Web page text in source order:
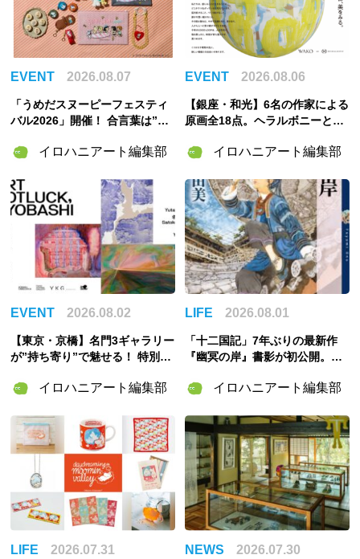
EVENT 2026.08.07
「うめだスヌーピーフェスティ
バル2026」開催！ 合言葉は”明
特別な2週間
イロハニアート編集部
EVENT 2026.08.06
【銀座・和光】6名の作家による
原画全18点。ヘラルボニーとの
6」8月6日開催
イロハニアート編集部
EVENT 2026.08.02
【東京・京橋】名門3ギャラリー
が”持ち寄り”で魅せる！ 特別企
SHI」Gallery & Bakery Tokyo
イロハニアート編集部
LIFE 2026.08.01
「十二国記」7年ぶりの最新作
『幽冥の岸』書影が初公開。山
在・琅燦イロハニアート編集部
LIFE 2026.07.31 NEWS 2026.07.30